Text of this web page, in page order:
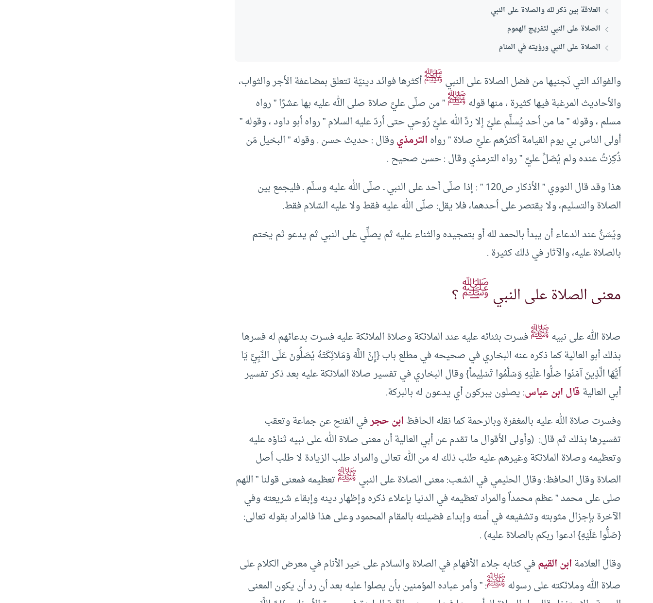
العلاقة بين ذكر لله والصلاة على النبي
الصلاة على النبي لتفريج الهموم
الصلاة على النبي ورؤيته في المنام
والفوائد التي نَجنيها من فضل الصلاة على النبيﷺأكثرها فوائد دينيّة تتعلق بمضاعفة الأجر والثواب،
والأحاديث المرغبة فيها كثيرة ، منها قولهﷺ” من صلّى عليَّ صلاة صلى الله عليه بها عشرًا ” رواه
مسلم ، وقوله ” ما من أحد يُسلِّم عليَّ إلا ردَّ الله عليَّ رُوحي حتى أردّ عليه السلام ” رواه أبو داود ، وقوله ”
أولى الناس بي يوم القيامة أكثرُهم عليَّ صلاة ” رواهالترمذيوقال : حديث حسن . وقوله ” البخيل مَن
ذُكِرْتُ عنده ولم يُصَلِّ عليَّ ” رواه الترمذي وقال : حسن صحيح .
هذا وقد قال النووي ” الأذكار ص120 ” : إذا صلّى أحد على النبي ـ صلّى الله عليه وسلّم ـ فليجمع بين
الصلاة والتسليم، ولا يقتصر على أحدهما، فلا يقل: صلّى الله عليه فقط ولا عليه السّلام فقط.
ويُسَنُّ عند الدعاء أن يبدأ بالحمد لله أو بتمجيده والثناء عليه ثم يصلِّي على النبي ثم يدعو ثم يختم
بالصلاة عليه، والآثار في ذلك كثيرة .
معنى الصلاة على النبي ﷺ؟
صلاة الله على نبيهﷺفسرت بثنائه عليه عند الملائكة وصلاة الملائكة عليه فسرت بدعائهم له فسرها
بذلك أبو العالية كما ذكره عنه البخاري في صحيحه في مطلع باب {إِنَّ اللَّهَ وَمَلائِكَتَهُ يُصَلُّونَ عَلَى النَّبِيِّ يَا
أَيُّهَا الَّذِينَ آمَنُوا صَلُّوا عَلَيْهِ وَسَلِّمُوا تَسْلِيماً} وقال البخاري في تفسير صلاة الملائكة عليه بعد ذكر تفسير
أبي العاليةقال ابن عباس: يصلون يبركون أي يدعون له بالبركة.
وفسرت صلاة الله عليه بالمغفرة وبالرحمة كما نقله الحافظابن حجرفي الفتح عن جماعة وتعقب
تفسيرها بذلك ثم قال: (وأولى الأقوال ما تقدم عن أبي العالية أن معنى صلاة الله على نبيه ثناؤه عليه
وتعظيمه وصلاة الملائكة وغيرهم عليه طلب ذلك له من الله تعالى والمراد طلب الزيادة لا طلب أصل
الصلاة وقال الحافظ: وقال الحليمي في الشعب: معنى الصلاة على النبيﷺتعظيمه فمعنى قولنا ” اللهم
صلى على محمد ” عظم محمداً والمراد تعظيمه في الدنيا بإعلاء ذكره وإظهار دينه وإبقاء شريعته وفي
الآخرة بإجزال مثوبته وتشفيعه في أمته وإبداء فضيلته بالمقام المحمود وعلى هذا فالمراد بقوله تعالى:
{صَلُّوا عَلَيْهِ} ادعوا ربكم بالصلاة عليه) .
وقال العلامةابن القيمفي كتابه جلاء الأفهام في الصلاة والسلام على خير الأنام في معرض الكلام على
صلاة الله وملائكته على رسولهﷺ: ” وأمر عباده المؤمنين بأن يصلوا عليه بعد أن رد أن يكون المعنى